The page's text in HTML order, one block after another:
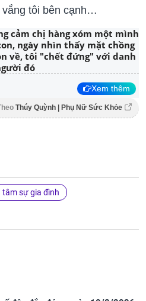
tôi bên cạnh…
cảm chị hàng xóm một mình
ngày nhìn thấy mặt chồng
về, tôi "chết đứng" với danh
đó
Xem thêm
Thúy Quỳnh | Phụ Nữ Sức Khỏe
tâm sự gia đình